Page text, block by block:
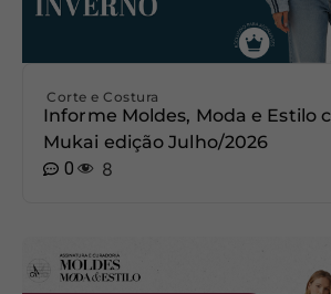
Corte e Costura
Informe Moldes, Moda e Estilo
Mukai edição Julho/2026
0
8